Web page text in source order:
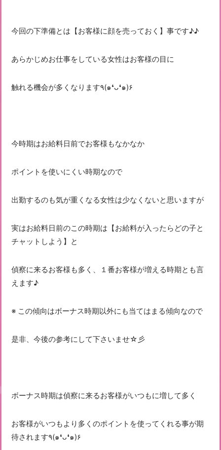
今回の下準備とは【お客様に顔を売っておく】事です♪♪
あらかじめお仕事をしている女性はお客様の目に
触れる機会が多くなります٩(๑❛ᴗ❛๑)۶
今時期はお給料日前でお客様もなかなか
ポイントを使いにくい時期なので
出勤するのも気が重くなる女性は少なくないと思いますが
実はお給料日前のこの時期は【お給料が入ったらどの子と
チャットしよう】と
偵察に来るお客様も多く、１番お客様が増える時期とも言
えます♪
※ この傾向はボーナス時期以外にも当てはまる傾向なので
是非、今後の参考にして下さいませ☆彡
ボーナス時期は偵察に来るお客様がいつもに増して多く
お客様がいつもより多くのポイントを使ってくれる事が期
待されます٩(๑❛ᴗ❛๑)۶